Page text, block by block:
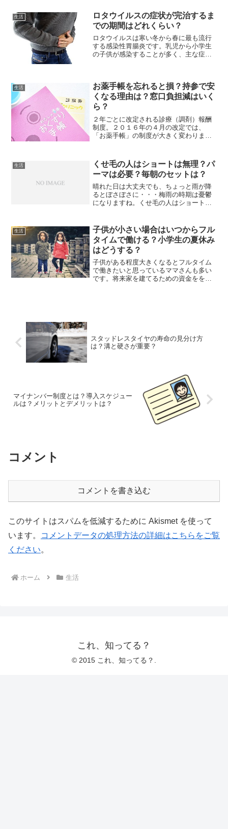
ると思いますが、突然やっ...
生活
ロタウイルスの症状が完治するま
での期間はどれくらい？
ロタウイルスは寒い冬から春に最も流行
する感染性胃腸炎です。乳児から小学生
の子供が感染することが多く、主な症状
そこで今回は、乳児と小学...
生活
お薬手帳を忘れると損？持参で安
くなる理由は？窓口負担減はいく
ら？
２年ごとに改定される診療（調剤）報酬
制度。２０１６年の４月の改定では、
「お薬手帳」の制度が大きく変わりまし
ます。窓口で損することの無いように、
今回の改定について確認して...
生活
くせ毛の人はショートは無理？パ
ーマは必要？毎朝のセットは？
晴れた日は大丈夫でも、ちょっと雨が降
るとぼさぼさに・・・梅雨の時期は憂鬱
になりますね。くせ毛の人はショートに
みたいですよね。いくつかのポイントに
気を付ければ、くせ毛の人で...
生活
子供が小さい場合はいつからフル
タイムで働ける？小学生の夏休み
はどうする？
子供がある程度大きくなるとフルタイム
で働きたいと思っているママさんも多い
です。将来家を建てるための資金をを貯
スタッドレスタイヤの寿命の見分け方
は？溝と硬さが重要？
マイナンバー制度とは？導入スケジュー
ルは？メリットとデメリットは？
コメント
コメントを書き込む
このサイトはスパムを低減するために Akismet を使って
います。
コメントデータの処理方法の詳細はこちらをご覧
ください。
ホーム 生活
これ、知ってる？
© 2015 これ、知ってる？.